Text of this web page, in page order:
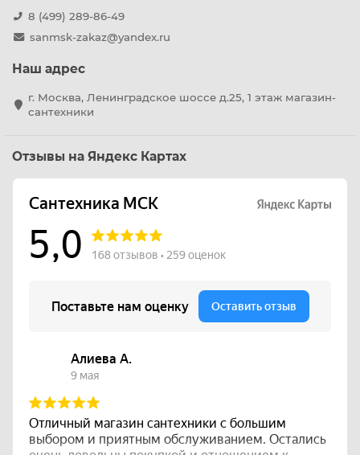
8 (499) 289-86-49
sanmsk-zakaz@yandex.ru
Наш адрес
г. Москва, Ленинградское шоссе д.25, 1 этаж магазин-
сантехники
Отзывы на Яндекс Картах